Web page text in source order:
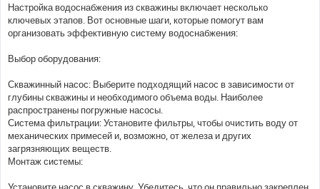
о
щ
е
е
Настройка водоснабжения из скважины включает несколько
ключевых этапов. Вот основные шаги, которые помогут вам
организовать эффективную систему водоснабжения:
Выбор оборудования:
Скважинный насос: Выберите подходящий насос в зависимости от
глубины скважины и необходимого объема воды. Наиболее
распространены погружные насосы.
Система фильтрации: Установите фильтры, чтобы очистить воду от
механических примесей и, возможно, от железа и других
загрязняющих веществ.
Монтаж системы: